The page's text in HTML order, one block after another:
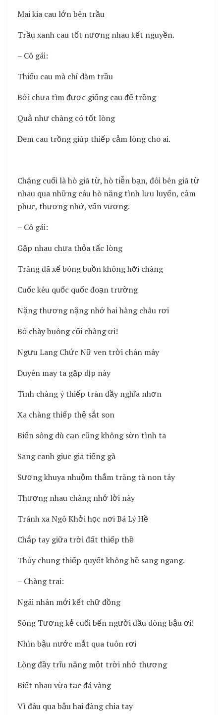
Mai kia cau lớn bên trầu
Trầu xanh cau tốt nương nhau kết nguyền.
– Cô gái:
Thiếu cau mà chỉ dăm trầu
Bởi chưa tìm được giống cau để trồng
Quả như chàng có tốt lòng
Đem cau trồng giúp thiếp cảm lòng cho ai.
Chặng cuối là hò giã từ, hò tiễn bạn, đôi bên giã từ
nhau qua những câu hò nặng tình lưu luyến, cảm
phục, thương nhớ, vấn vương.
– Cô gái:
Gặp nhau chưa thỏa tấc lòng
Trăng đã xế bóng buồn không hỡi chàng
Cuốc kêu quốc quốc đoạn trường
Nặng thương nặng nhớ hai hàng châu rơi
Bỏ chày buông cối chàng ơi!
Ngưu Lang Chức Nữ ven trời chân mây
Duyên may ta gặp dịp này
Tình chàng ý thiếp tràn đầy nghĩa nhơn
Xa chàng thiếp thệ sắt son
Biển sông dù cạn cũng không sờn tình ta
Sang canh giục giã tiếng gà
Sương khuya nhuộm thắm trăng tà non tây
Thương nhau chàng nhớ lời này
Tránh xa Ngô Khởi học nơi Bá Lý Hề
Chắp tay giữa trời đất thiếp thề
Thủy chung thiếp quyết không hề sang ngang.
– Chàng trai:
Ngãi nhân mới kết chữ đồng
Sông Tương kẻ cuối bến người đầu dòng bậu ơi!
Nhìn bậu nước mắt qua tuôn rơi
Lòng đầy trĩu nặng một trời nhớ thương
Biết nhau vừa tạc đá vàng
Vì đâu qua bậu hai đàng chia tay